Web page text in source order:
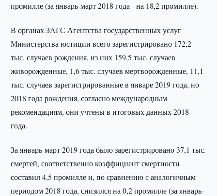
промилле (за январь-март 2018 года - на 18,2 промилле).
В органах ЗАГС Агентства государственных услуг
Министерства юстиции всего зарегистрировано 172,2
тыс. случаев рождения, из них 159,5 тыс. случаев
живорожденные, 1,6 тыс. случаев мертворожденные, 11,1
тыс. случаев зарегистрированные в январе 2019 года, но
2018 года рождения, согласно международным
рекомендациям, они учтены в итоговых данных 2018
года.
За январь-март 2019 года было зарегистрировано 37,1 тыс.
смертей, соответственно коэффициент смертности
составил 4,5 промилле и, по сравнению с аналогичным
периодом 2018 года, снизился на 0,2 промилле (за январь-